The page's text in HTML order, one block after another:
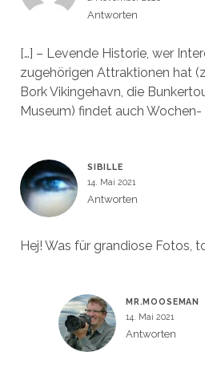
Antworten
[…] – Levende Historie, wer
zugehörigen Attraktionen hat
Bork Vikingehavn, die
Museum) findet auch Wochen-
SIBILLE
14. Mai 2021
Antworten
Hej! Was für grandiose Fotos,
MR.MOOSEMAN
14. Mai 2021
Antworten